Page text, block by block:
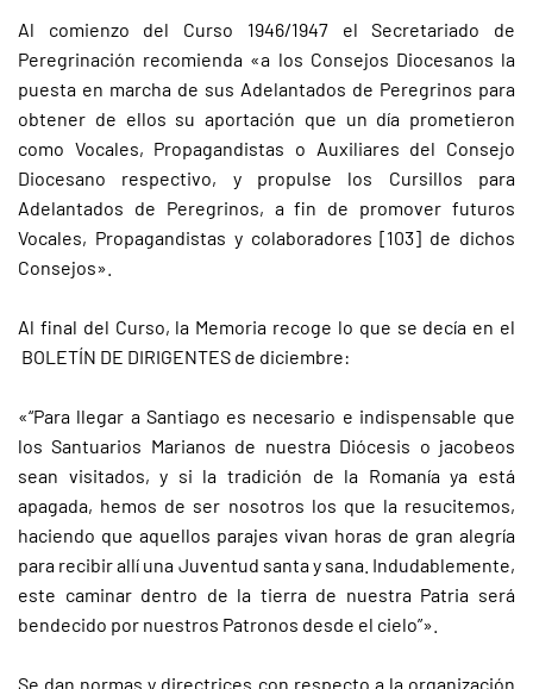
Al comienzo del Curso 1946/1947 el Secretariado de
Peregrinación recomienda «a los Consejos Diocesanos la
puesta en marcha de sus Adelantados de Peregrinos para
obtener de ellos su aportación que un día prometieron
como Vocales, Propagandistas o Auxiliares del Consejo
Diocesano respectivo, y propulse los Cursillos para
Adelantados de Peregrinos, a fin de promover futuros
Vocales, Propagandistas y colaboradores [103] de dichos
Consejos».
Al final del Curso, la Memoria recoge lo que se decía en el
BOLETÍN DE DIRIGENTES de diciembre:
«“Para llegar a Santiago es necesario e indispensable que
los Santuarios Marianos de nuestra Diócesis o jacobeos
sean visitados, y si la tradición de la Romanía ya está
apagada, hemos de ser nosotros los que la resucitemos,
haciendo que aquellos parajes vivan horas de gran alegría
para recibir allí una Juventud santa y sana. Indudablemente,
este caminar dentro de la tierra de nuestra Patria será
bendecido por nuestros Patronos desde el cielo”».
Se dan normas y directrices con respecto a la organización